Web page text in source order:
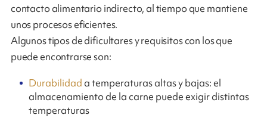
contacto alimentario indirecto, al tiempo que mantiene
unos procesos eficientes.
Algunos tipos de dificultares y requisitos con los que
puede encontrarse son:
Durabilidada temperaturas altas y bajas: el
almacenamiento de la carne puede exigir distintas
temperaturas